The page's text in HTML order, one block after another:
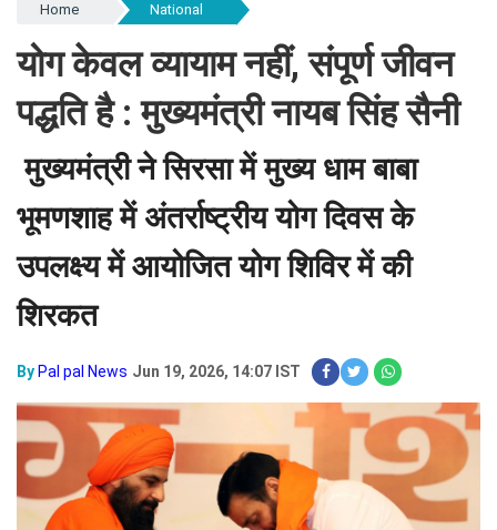
Home National
योग केवल व्यायाम नहीं, संपूर्ण जीवन
पद्धति है : मुख्यमंत्री नायब सिंह सैनी
मुख्यमंत्री ने सिरसा में मुख्य धाम बाबा
भूमणशाह में अंतर्राष्ट्रीय योग दिवस के
उपलक्ष्य में आयोजित योग शिविर में की
शिरकत
By Pal pal News Jun 19, 2026, 14:07 IST